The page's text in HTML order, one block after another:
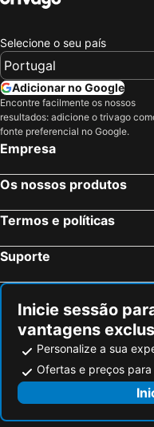
Gentle
Selecione o seu país
Adicionar no Google
Encontre facilmente os nossos
resultados: adicione o trivago
fonte preferencial no Google.
Empresa
Os nossos produtos
Termos e políticas
Suporte
Inicie sessão
vantagens
Personalize a sua
Ofertas e preços